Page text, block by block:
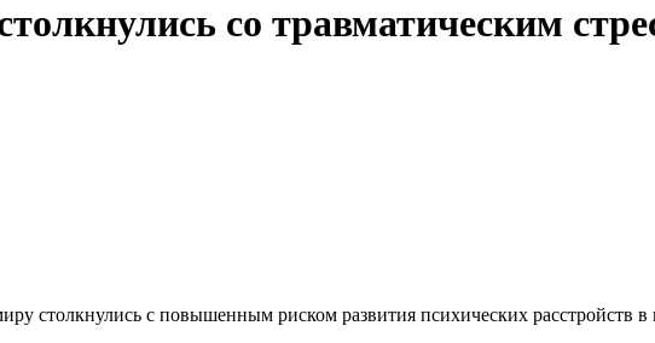
со травматическим
столкнулись с повышенным риском развития психических расстройств в